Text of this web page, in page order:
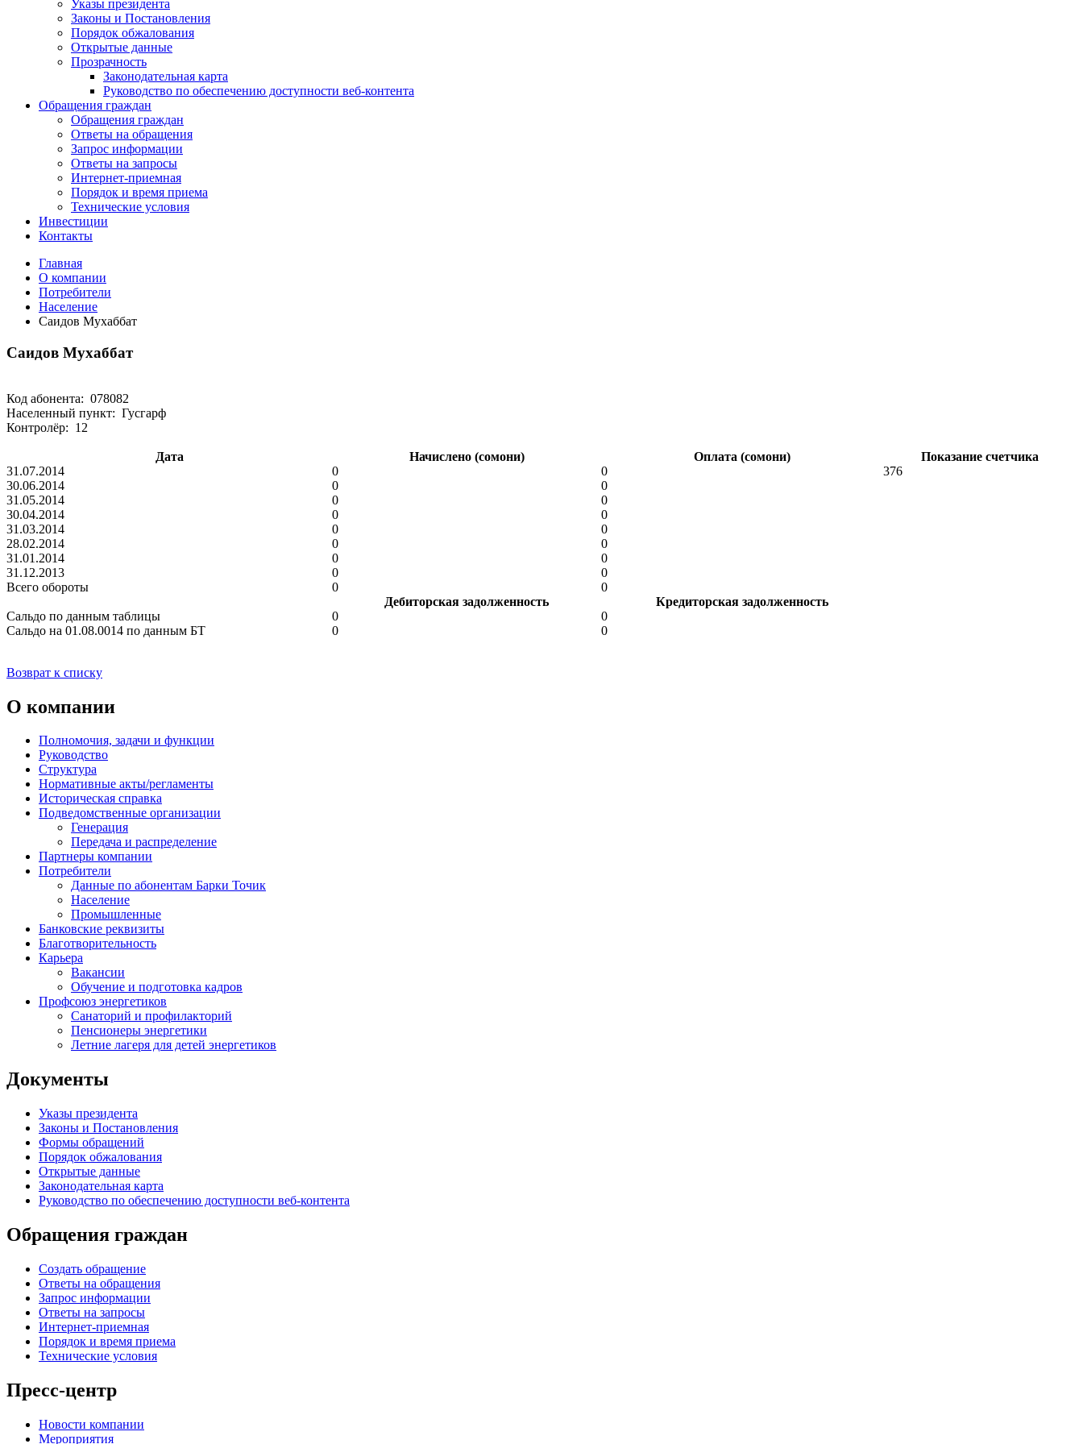
Указы президента
Законы и Постановления
Порядок обжалования
Открытые данные
Прозрачность
Законодательная карта
Руководство по обеспечению доступности веб-контента
Обращения граждан
Обращения граждан
Ответы на обращения
Запрос информации
Ответы на запросы
Интернет-приемная
Порядок и время приема
Технические условия
Инвестиции
Контакты
Главная
О компании
Потребители
Население
Саидов Мухаббат
Саидов Мухаббат
Код абонента: 078082
Населенный пункт: Гусгарф
Контролёр: 12
Дата Начислено (сомони) Оплата (сомони)
Показание счетчика
31.07.2014
0 0
376
30.06.2014
0
0
31.05.2014
0
0
30.04.2014
0
0
31.03.2014
0
0
28.02.2014
0
0
31.01.2014
0
0
31.12.2013
0
0
Всего обороты
0
0
Дебиторская задолженность
Кредиторская задолженность
Сальдо по данным таблицы
0
0
Сальдо на 01.08.0014 по данным БТ
0 0
Возврат к списку
О компании
Полномочия, задачи и функции
Руководство
Структура
Нормативные акты/регламенты
Историческая справка
Подведомственные организации
Генерация
Передача и распределение
Партнеры компании
Потребители
Данные по абонентам Барки Точик
Население
Промышленные
Банковские реквизиты
Благотворительность
Карьера
Вакансии
Обучение и подготовка кадров
Профсоюз энергетиков
Санаторий и профилакторий
Пенсионеры энергетики
Летние лагеря для детей энергетиков
Документы
Указы президента
Законы и Постановления
Формы обращений
Порядок обжалования
Открытые данные
Законодательная карта
Руководство по обеспечению доступности веб-контента
Обращения граждан
Создать обращение
Ответы на обращения
Запрос информации
Ответы на запросы
Интернет-приемная
Порядок и время приема
Технические условия
Пресс-центр
Новости компании
Мероприятия